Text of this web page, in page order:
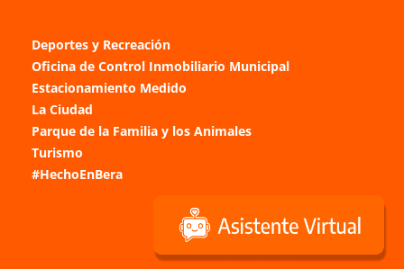
Deportes y Recreación
Oficina de Control Inmobiliario Municipal
Estacionamiento Medido
La Ciudad
Parque de la Familia y los Animales
Turismo
#HechoEnBera